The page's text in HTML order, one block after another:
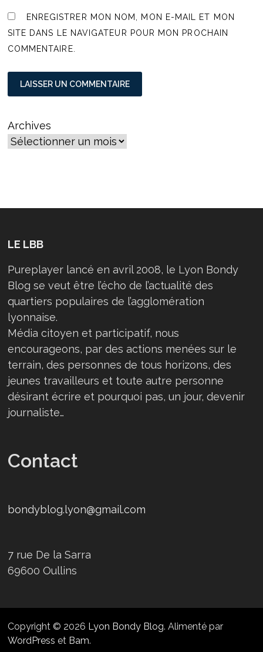
ENREGISTRER MON NOM, MON E-MAIL ET MON
SITE DANS LE NAVIGATEUR POUR MON PROCHAIN
COMMENTAIRE.
Archives
LE LBB
Pureplayer lancé en avril 2008, le Lyon Bondy
Blog se veut être l’écho de l’actualité des
quartiers populaires de l’agglomération
lyonnaise.
Média citoyen et participatif, nous
encourageons, par des actions menées sur le
terrain, des personnes de tous horizons, des
jeunes travailleurs et toute autre personne
désirant écrire et pourquoi pas, un jour, devenir
journaliste…
Contact
bondyblog.lyon@gmail.com
7 rue De la Sarra
69600 Oullins
Copyright © 2026 Lyon Bondy Blog. Alimenté par
WordPress et Bam.